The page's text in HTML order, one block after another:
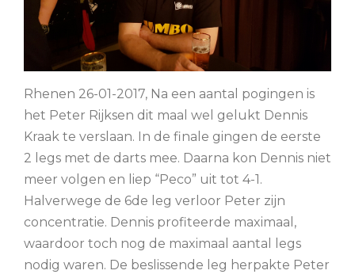
Rhenen 26-01-2017, Na een aantal pogingen is
het Peter Rijksen dit maal wel gelukt Dennis
Kraak te verslaan. In de finale gingen de eerste
2 legs met de darts mee. Daarna kon Dennis niet
meer volgen en liep “Peco” uit tot 4-1.
Halverwege de 6de leg verloor Peter zijn
concentratie. Dennis profiteerde maximaal,
waardoor toch nog de maximaal aantal legs
nodig waren. De beslissende leg herpakte Peter